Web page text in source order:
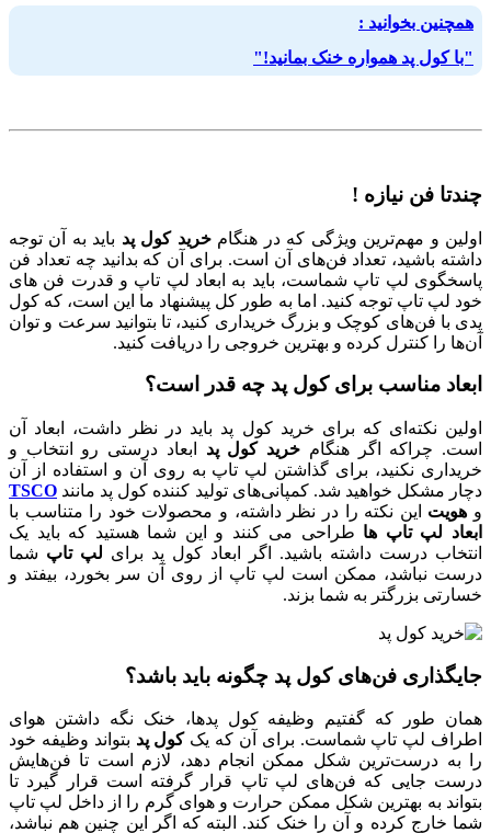
همچنین بخوانید :
"با کول پد همواره خنک بمانید!"
چندتا فن نیازه !
اولین و مهم‌ترین ویژگی که در هنگام خرید کول پد باید به آن توجه
داشته باشید، تعداد فن‌های آن است. برای آن که بدانید چه تعداد فن
پاسخگوی لپ تاپ شماست، باید به ابعاد لپ تاپ و قدرت فن های
خود لپ تاپ توجه کنید. اما به طور کل پیشنهاد ما این است، که کول
پدی با فن‌های کوچک و بزرگ خریداری کنید، تا بتوانید سرعت و توان
آن‌ها را کنترل کرده و بهترین خروجی را دریافت کنید.
ابعاد مناسب برای کول پد چه قدر است؟
اولین نکته‌ای که برای خرید کول پد باید در نظر داشت، ابعاد آن
است. چراکه اگر هنگام خرید کول پد ابعاد درستی رو انتخاب و
خریداری نکنید، برای گذاشتن لپ تاپ به روی آن و استفاده از آن
دچار مشکل خواهید شد. کمپانی‌های تولید کننده کول پد مانند TSCO
و هویت این نکته را در نظر داشته، و محصولات خود را متناسب با
ابعاد لپ تاپ ها طراحی می کنند و این شما هستید که باید یک
انتخاب درست داشته باشید. اگر ابعاد کول پد برای لپ تاپ شما
درست نباشد، ممکن است لپ تاپ از روی آن سر بخورد، بیفتد و
خسارتی بزرگتر به شما بزند.
جایگذاری فن‌های کول پد چگونه باید باشد؟
همان طور که گفتیم وظیفه کول پدها، خنک نگه داشتن هوای
اطراف لپ تاپ شماست. برای آن که یککول پد بتواند وظیفه خود
را به درست‌ترین شکل ممکن انجام دهد، لازم است تا فن‌هایش
درست جایی که فن‌های لپ تاپ قرار گرفته است قرار گیرد تا
بتواند به بهترین شکل ممکن حرارت و هوای گرم را از داخل لپ تاپ
شما خارج کرده و آن را خنک کند. البته که اگر این چنین هم نباشد،